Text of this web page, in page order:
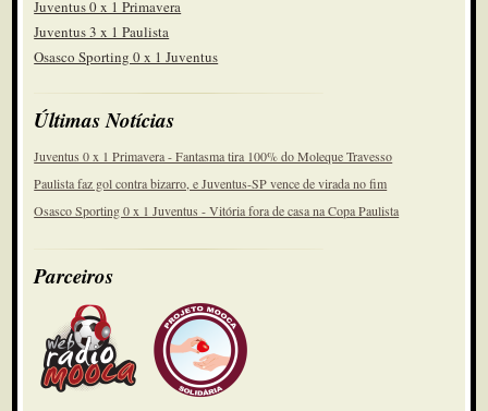
Juventus 0 x 1 Primavera
Juventus 3 x 1 Paulista
Osasco Sporting 0 x 1 Juventus
Últimas Notícias
Juventus 0 x 1 Primavera - Fantasma tira 100% do Moleque Travesso
Paulista faz gol contra bizarro, e Juventus-SP vence de virada no fim
Osasco Sporting 0 x 1 Juventus - Vitória fora de casa na Copa Paulista
Parceiros